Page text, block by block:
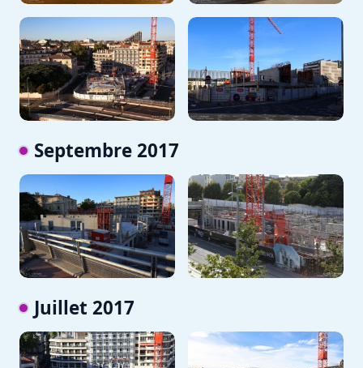
Septembre 2017
Juillet 2017